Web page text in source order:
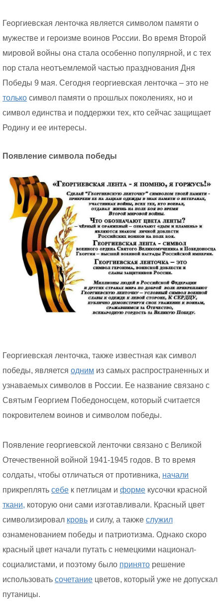
Георгиевская ленточка является символом памяти о
мужестве и героизме воинов России. Во время Второй
мировой войны она стала особенно популярной, и с тех
пор стала неотъемлемой частью празднования Дня
Победы 9 мая. Сегодня георгиевская ленточка – это не
только символ памяти о прошлых поколениях, но и
символ единства и поддержки тех, кто сейчас защищает
Родину и ее интересы.
Появление символа победы
Георгиевская ленточка, также известная как символ
победы, является одним из самых распространенных и
узнаваемых символов в России. Ее название связано с
Святым Георгием Победоносцем, который считается
покровителем воинов и символом победы.
Появление георгиевской ленточки связано с Великой
Отечественной войной 1941-1945 годов. В то время
солдаты, чтобы отличаться от противника, начали
прикреплять себе к петлицам и форме кусочки красной
ткани, которую они сами изготавливали. Красный цвет
символизировал кровь и силу, а также служил
ознаменованием победы и патриотизма. Однако скоро
красный цвет начали путать с немецкими национал-
социалистами, и поэтому было принято решение
использовать сочетание цветов, который уже не допускал
путаницы.